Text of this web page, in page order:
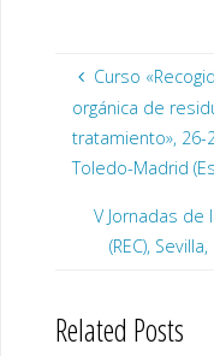
Curso
orgánica de
tratamiento»,
Toledo-Madrid
V Jornadas de
(REC),
Related Posts